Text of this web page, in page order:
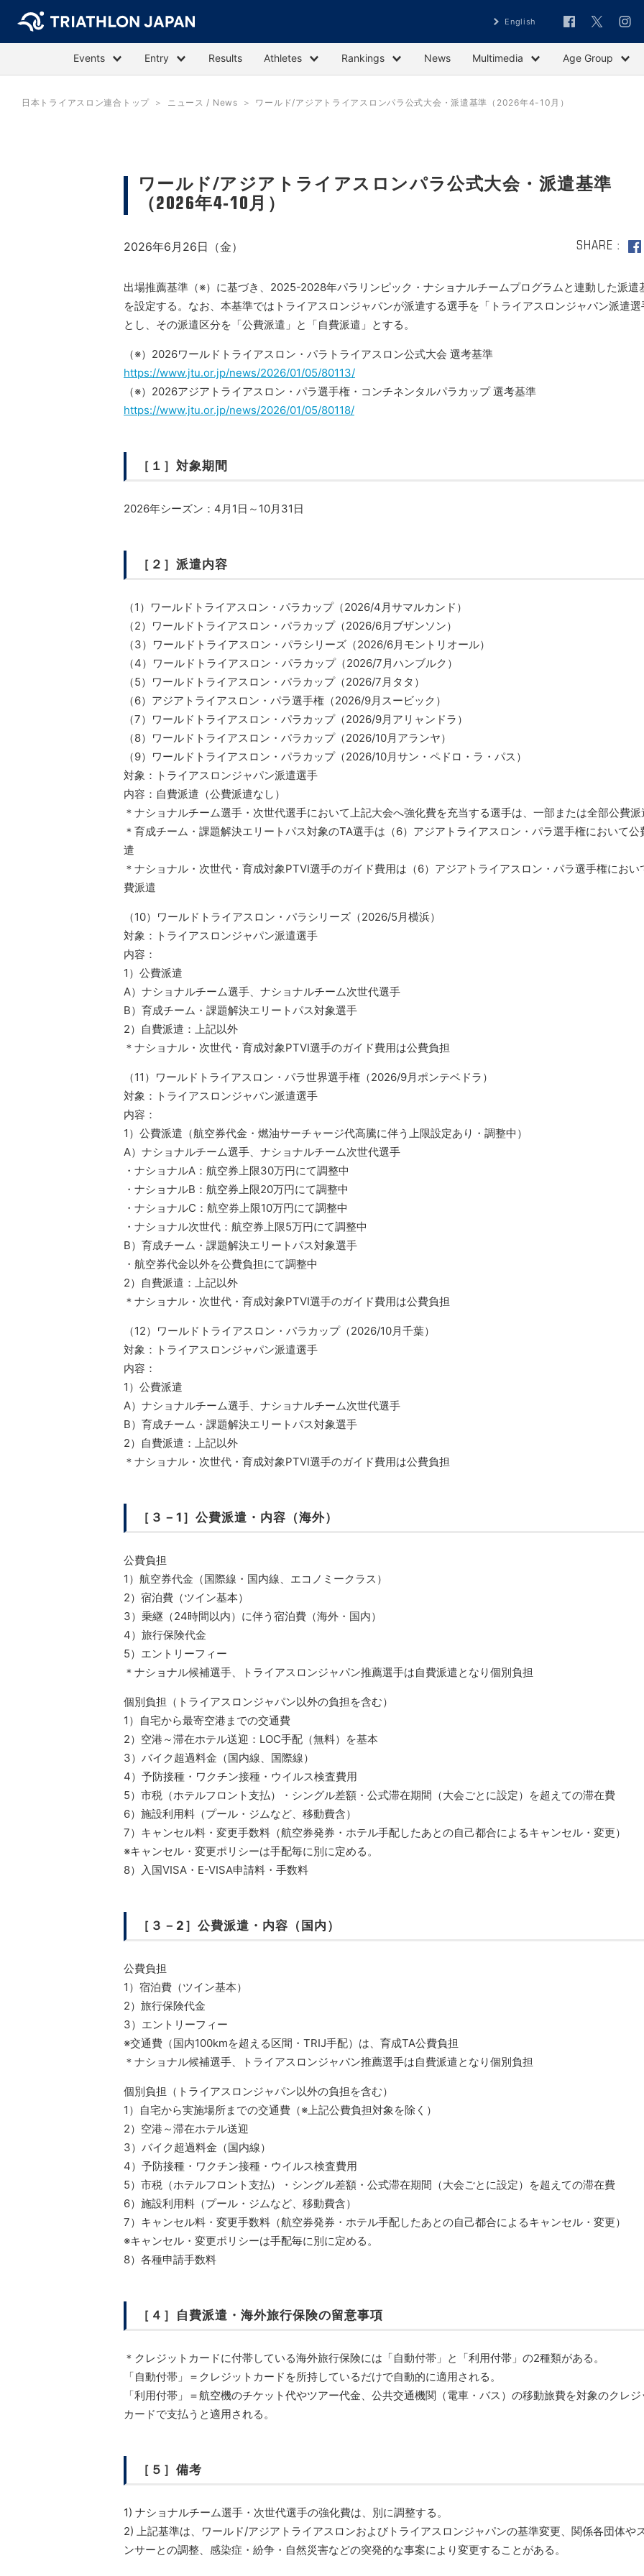
English
Events Entry Results Athletes Rankings News Multimedia Age Group
日本トライアスロン連合トップ ニュース / News ワールド/アジアトライアスロンパラ公式大会・派遣基準（2026年4-10月）
ワールド/アジアトライアスロンパラ公式大会・派遣基準
（2026年4-10月）
2026年6月26日（金） SHARE
出場推薦基準（※）に基づき、2025-2028年パラリンピック・ナショナルチームプログラムと連動した派遣
を設定する。なお、本基準ではトライアスロンジャパンが派遣する選手を「トライアスロンジャパン派遣選
とし、その派遣区分を「公費派遣」と「自費派遣」とする。
（※）2026ワールドトライアスロン・パラトライアスロン公式大会 選考基準
https://www.jtu.or.jp/news/2026/01/05/80113/
（※）2026アジアトライアスロン・パラ選手権・コンチネンタルパラカップ 選考基準
https://www.jtu.or.jp/news/2026/01/05/80118/
［１］対象期間
2026年シーズン：4月1日～10月31日
［２］派遣内容
（1）ワールドトライアスロン・パラカップ（2026/4月サマルカンド）
（2）ワールドトライアスロン・パラカップ（2026/6月ブザンソン）
（3）ワールドトライアスロン・パラシリーズ（2026/6月モントリオール）
（4）ワールドトライアスロン・パラカップ（2026/7月ハンブルク）
（5）ワールドトライアスロン・パラカップ（2026/7月タタ）
（6）アジアトライアスロン・パラ選手権（2026/9月スービック）
（7）ワールドトライアスロン・パラカップ（2026/9月アリャンドラ）
（8）ワールドトライアスロン・パラカップ（2026/10月アランヤ）
（9）ワールドトライアスロン・パラカップ（2026/10月サン・ペドロ・ラ・パス）
対象：トライアスロンジャパン派遣選手
内容：自費派遣（公費派遣なし）
＊ナショナルチーム選手・次世代選手において上記大会へ強化費を充当する選手は、一部または全部公費派
＊育成チーム・課題解決エリートパス対象のTA選手は（6）アジアトライアスロン・パラ選手権において公
遣
＊ナショナル・次世代・育成対象PTVI選手のガイド費用は（6）アジアトライアスロン・パラ選手権におい
費派遣
（10）ワールドトライアスロン・パラシリーズ（2026/5月横浜）
対象：トライアスロンジャパン派遣選手
内容：
1）公費派遣
A）ナショナルチーム選手、ナショナルチーム次世代選手
B）育成チーム・課題解決エリートパス対象選手
2）自費派遣：上記以外
＊ナショナル・次世代・育成対象PTVI選手のガイド費用は公費負担
（11）ワールドトライアスロン・パラ世界選手権（2026/9月ポンテベドラ）
対象：トライアスロンジャパン派遣選手
内容：
1）公費派遣（航空券代金・燃油サーチャージ代高騰に伴う上限設定あり・調整中）
A）ナショナルチーム選手、ナショナルチーム次世代選手
・ナショナルA：航空券上限30万円にて調整中
・ナショナルB：航空券上限20万円にて調整中
・ナショナルC：航空券上限10万円にて調整中
・ナショナル次世代：航空券上限5万円にて調整中
B）育成チーム・課題解決エリートパス対象選手
・航空券代金以外を公費負担にて調整中
2）自費派遣：上記以外
＊ナショナル・次世代・育成対象PTVI選手のガイド費用は公費負担
（12）ワールドトライアスロン・パラカップ（2026/10月千葉）
対象：トライアスロンジャパン派遣選手
内容：
1）公費派遣
A）ナショナルチーム選手、ナショナルチーム次世代選手
B）育成チーム・課題解決エリートパス対象選手
2）自費派遣：上記以外
＊ナショナル・次世代・育成対象PTVI選手のガイド費用は公費負担
［３－1］公費派遣・内容（海外）
公費負担
1）航空券代金（国際線・国内線、エコノミークラス）
2）宿泊費（ツイン基本）
3）乗継（24時間以内）に伴う宿泊費（海外・国内）
4）旅行保険代金
5）エントリーフィー
＊ナショナル候補選手、トライアスロンジャパン推薦選手は自費派遣となり個別負担
個別負担（トライアスロンジャパン以外の負担を含む）
1）自宅から最寄空港までの交通費
2）空港～滞在ホテル送迎：LOC手配（無料）を基本
3）バイク超過料金（国内線、国際線）
4）予防接種・ワクチン接種・ウイルス検査費用
5）市税（ホテルフロント支払）・シングル差額・公式滞在期間（大会ごとに設定）を超えての滞在費
6）施設利用料（プール・ジムなど、移動費含）
7）キャンセル料・変更手数料（航空券発券・ホテル手配したあとの自己都合によるキャンセル・変更）
※キャンセル・変更ポリシーは手配毎に別に定める。
8）入国VISA・E-VISA申請料・手数料
［３－2］公費派遣・内容（国内）
公費負担
1）宿泊費（ツイン基本）
2）旅行保険代金
3）エントリーフィー
※交通費（国内100kmを超える区間・TRIJ手配）は、育成TA公費負担
＊ナショナル候補選手、トライアスロンジャパン推薦選手は自費派遣となり個別負担
個別負担（トライアスロンジャパン以外の負担を含む）
1）自宅から実施場所までの交通費（※上記公費負担対象を除く）
2）空港～滞在ホテル送迎
3）バイク超過料金（国内線）
4）予防接種・ワクチン接種・ウイルス検査費用
5）市税（ホテルフロント支払）・シングル差額・公式滞在期間（大会ごとに設定）を超えての滞在費
6）施設利用料（プール・ジムなど、移動費含）
7）キャンセル料・変更手数料（航空券発券・ホテル手配したあとの自己都合によるキャンセル・変更）
※キャンセル・変更ポリシーは手配毎に別に定める。
8）各種申請手数料
［４］自費派遣・海外旅行保険の留意事項
＊クレジットカードに付帯している海外旅行保険には「自動付帯」と「利用付帯」の2種類がある。
「自動付帯」＝クレジットカードを所持しているだけで自動的に適用される。
「利用付帯」＝航空機のチケット代やツアー代金、公共交通機関（電車・バス）の移動旅費を対象のクレジ
カードで支払うと適用される。
［５］備考
1) ナショナルチーム選手・次世代選手の強化費は、別に調整する。
2) 上記基準は、ワールド/アジアトライアスロンおよびトライアスロンジャパンの基準変更、関係各団体や
ンサーとの調整、感染症・紛争・自然災害などの突発的な事案により変更することがある。